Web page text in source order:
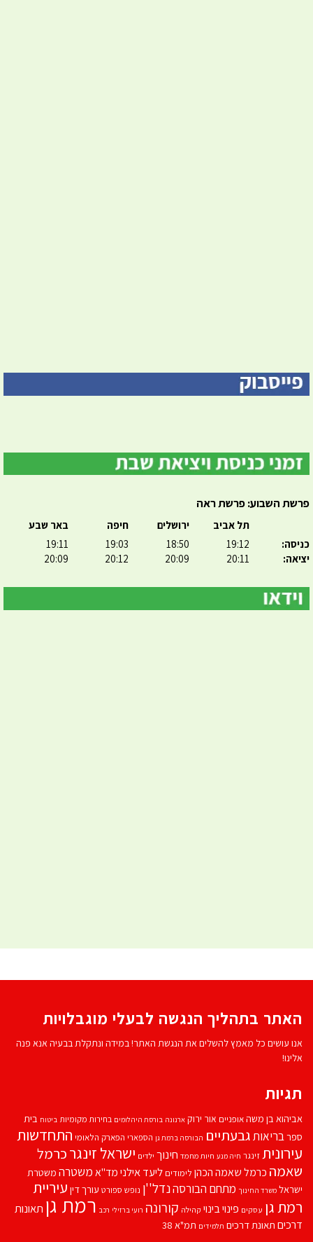
פרשת השבוע: פרשת ראה
כניסה:
יציאה:
תל אביב
19:12
20:11
ירושלים
18:50
20:09
חיפה
19:03
20:12
באר שבע
19:11
20:09
האתר בתהליך הנגשה לבעלי מוגבלויות
אנו עושים כל מאמץ להשלים את הנגשת האתר! במידה ונתקלת בבעיה אנא פנה
אלינו!
תגיות
אביהוא בן משהאופניים אור ירוק ארנונה בורסת היהלומים בחירות מקומיות ביטוח בית
ספרבריאותגבעתיים הבורסה ברמת גן הספארי הפארק הלאומי התחדשות
עירוניתזינגר חיה מנע חיות מחמד חינוך ילדים ישראל זינגרכרמל
שאמה כרמל שאמה הכהן לימודים ליעד אילנימד''אמשטרה משטרת
ישראל משרד החינוך מתחם הבורסהנדל''ן נופש ספורט עורך דין עיריית
רמת גן עסקים פינוי בינוי קהילה קורונה רועי ברזילי רכב רמת גן תאונות
דרכים תאונת דרכים תלמידים תמ"א 38